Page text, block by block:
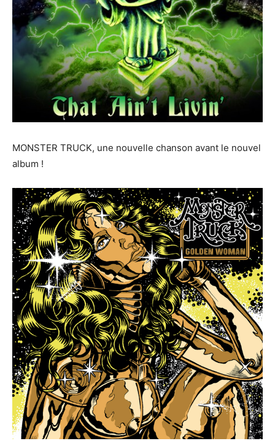
MONSTER TRUCK, une nouvelle chanson avant le nouvel
album !